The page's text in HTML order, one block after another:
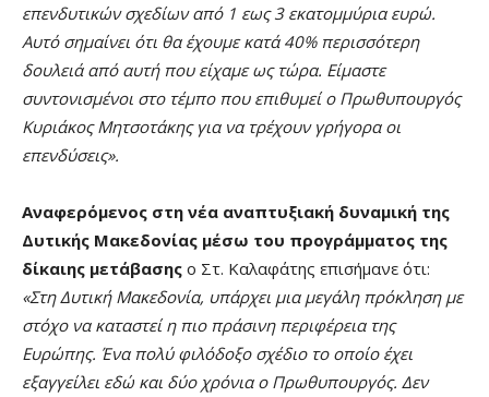
επενδυτικών σχεδίων από 1 εως 3 εκατομμύρια ευρώ.
Αυτό σημαίνει ότι θα έχουμε κατά 40% περισσότερη
δουλειά από αυτή που είχαμε ως τώρα. Είμαστε
συντονισμένοι στο τέμπο που επιθυμεί ο Πρωθυπουργός
Κυριάκος Μητσοτάκης για να τρέχουν γρήγορα οι
επενδύσεις».
Αναφερόμενος στη νέα αναπτυξιακή δυναμική της
Δυτικής Μακεδονίας μέσω του προγράμματος της
δίκαιης μετάβασης ο Στ. Καλαφάτης επισήμανε ότι:
«Στη Δυτική Μακεδονία, υπάρχει μια μεγάλη πρόκληση με
στόχο να καταστεί η πιο πράσινη περιφέρεια της
Ευρώπης. Ένα πολύ φιλόδοξο σχέδιο το οποίο έχει
εξαγγείλει εδώ και δύο χρόνια ο Πρωθυπουργός. Δεν